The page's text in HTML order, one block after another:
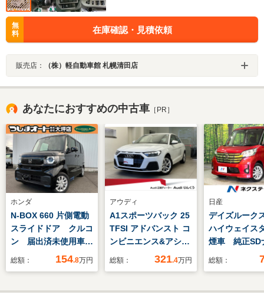
無
料
在庫確認・見積依頼
販売店： （株）軽自動車館 札幌清田店
あなたにおすすめの中古車 ［PR］
ホンダ
N-BOX 660 片側電動
スライドドア クルコ
ン 届出済未使用車
LEDヘッドライト オ
ンサー 愛知県在住者
総額： 154.8万円
アウディ
A1スポーツバック 25
TFSI アドバンスト コ
ンビニエンス&アシス
タンスパッケージ ナ
ンターフェイス ワイ
総額： 321.4万円
日産
デイズルーク
ハイウェイス
煙車 純正
全周囲カメ
テーブル HID
総額：